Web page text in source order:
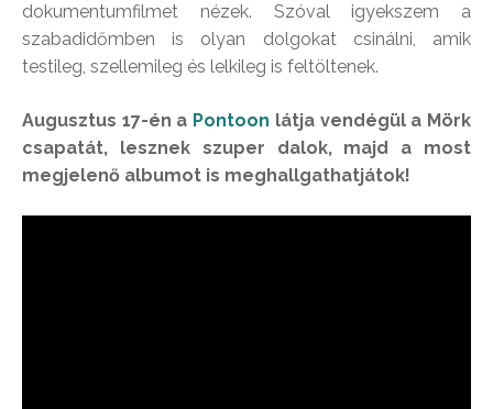
dokumentumfilmet nézek. Szóval igyekszem a
szabadidőmben is olyan dolgokat csinálni, amik
testileg, szellemileg és lelkileg is feltöltenek.
Augusztus 17-én a Pontoon látja vendégül a Mörk
csapatát, lesznek szuper dalok, majd a most
megjelenő albumot is meghallgathatjátok!